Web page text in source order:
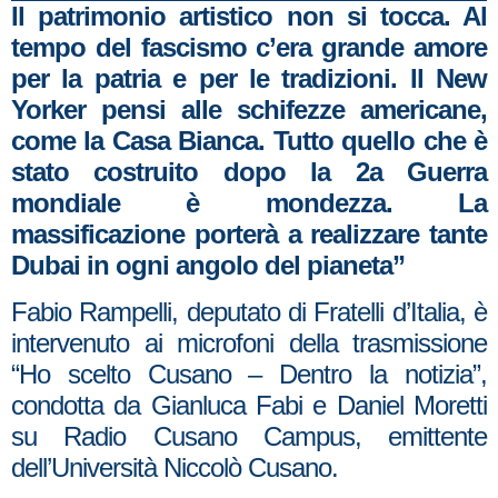
Il patrimonio artistico non si tocca. Al
tempo del fascismo c’era grande amore
per la patria e per le tradizioni. Il New
Yorker pensi alle schifezze americane,
come la Casa Bianca. Tutto quello che è
stato costruito dopo la 2a Guerra
mondiale è mondezza. La
massificazione porterà a realizzare tante
Dubai in ogni angolo del pianeta”
Fabio Rampelli, deputato di Fratelli d’Italia, è
intervenuto ai microfoni della trasmissione
“Ho scelto Cusano – Dentro la notizia”,
condotta da Gianluca Fabi e Daniel Moretti
su Radio Cusano Campus, emittente
dell’Università Niccolò Cusano.